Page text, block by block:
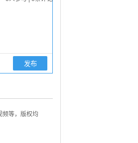
频等，版权均